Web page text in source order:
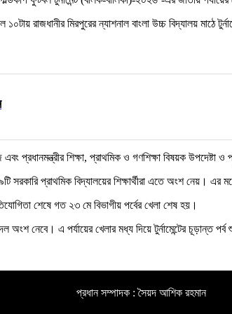
রাজধানীর মিরপুরের ন্যাশনাল বাংলা উচ্চ বিদ্যালয় মাঠে
প্রধানমন্ত্রীর শিক্ষা, প্রাথমিক ও গণশিক্ষা বিষয়ক উপদেষ্টা ও
প্রাথমিক বিদ্যালয়ের শিক্ষার্থীরা এতে অংশ নেয়। এর
শেষে গত ২৩ মে বিভাগীয় পর্বের খেলা শেষ হয়।
অংশ নেবে। এ পর্যায়ের খেলার মধ্য দিয়ে টুর্নামেন্টের চূড়ান্ত
প্রধান সম্পাদক : সৈয়দ আশিক রহমান